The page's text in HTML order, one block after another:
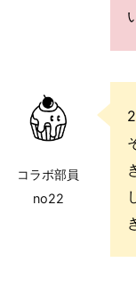
コラボ部員
no22